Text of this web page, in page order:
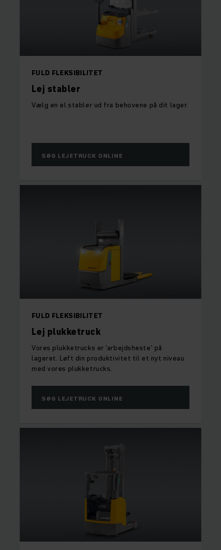
FULD FLEKSIBILITET
Lej stabler
Vælg en el stabler ud fra behovene på dit lager.
SØG LEJETRUCK ONLINE
FULD FLEKSIBILITET
Lej plukketruck
Vores plukketrucks er 'arbejdsheste' på
lageret. Løft din produktivitet til et nyt niveau
med vores plukketrucks.
SØG LEJETRUCK ONLINE